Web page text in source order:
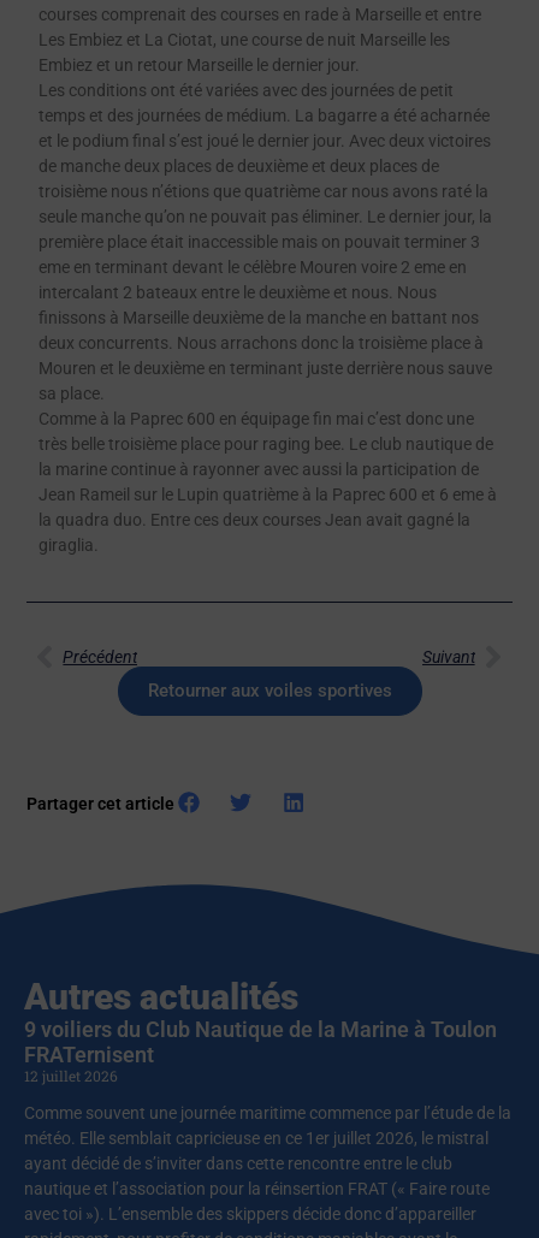
courses comprenait des courses en rade à Marseille et entre
Les Embiez et La Ciotat, une course de nuit Marseille les
Embiez et un retour Marseille le dernier jour.
Les conditions ont été variées avec des journées de petit
temps et des journées de médium. La bagarre a été acharnée
et le podium final s’est joué le dernier jour. Avec deux victoires
de manche deux places de deuxième et deux places de
troisième nous n’étions que quatrième car nous avons raté la
seule manche qu’on ne pouvait pas éliminer. Le dernier jour, la
première place était inaccessible mais on pouvait terminer 3
eme en terminant devant le célèbre Mouren voire 2 eme en
intercalant 2 bateaux entre le deuxième et nous. Nous
finissons à Marseille deuxième de la manche en battant nos
deux concurrents. Nous arrachons donc la troisième place à
Mouren et le deuxième en terminant juste derrière nous sauve
sa place.
Comme à la Paprec 600 en équipage fin mai c’est donc une
très belle troisième place pour raging bee. Le club nautique de
la marine continue à rayonner avec aussi la participation de
Jean Rameil sur le Lupin quatrième à la Paprec 600 et 6 eme à
la quadra duo. Entre ces deux courses Jean avait gagné la
giraglia.
Précédent Suivant
Retourner aux voiles sportives
Partager cet article
Autres actualités
9 voiliers du Club Nautique de la Marine à Toulon
FRATernisent
12 juillet 2026
Comme souvent une journée maritime commence par l’étude de la
météo. Elle semblait capricieuse en ce 1er juillet 2026, le mistral
ayant décidé de s’inviter dans cette rencontre entre le club
nautique et l’association pour la réinsertion FRAT (« Faire route
avec toi »). L’ensemble des skippers décide donc d’appareiller